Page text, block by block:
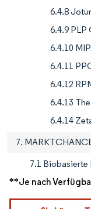
6.4.8
6.4.9 PLP
6.4.10
6.4.11
6.4.12
6.4.13
6.4.14
7.
7.1 Biobasierte
**Je nach